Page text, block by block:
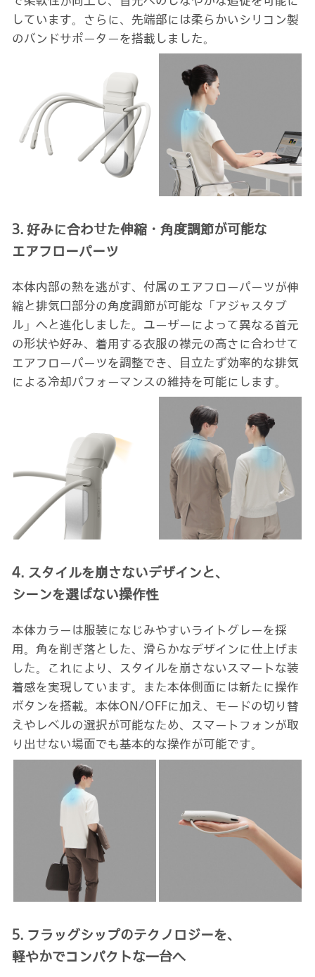
しています。さらに、先端部には柔らかいシリコン製
のバンドサポーターを搭載しました。
3. 好みに合わせた伸縮・角度調節が可能な
エアフローパーツ
本体内部の熱を逃がす、付属のエアフローパーツが伸
縮と排気口部分の角度調節が可能な「アジャスタブ
ル」へと進化しました。ユーザーによって異なる首元
の形状や好み、着用する衣服の襟元の高さに合わせて
エアフローパーツを調整でき、目立たず効率的な排気
による冷却パフォーマンスの維持を可能にします。
4. スタイルを崩さないデザインと、
シーンを選ばない操作性
本体カラーは服装になじみやすいライトグレーを採
用。角を削ぎ落とした、滑らかなデザインに仕上げま
した。これにより、スタイルを崩さないスマートな装
着感を実現しています。また本体側面には新たに操作
ボタンを搭載。本体ON/OFFに加え、モードの切り替
えやレベルの選択が可能なため、スマートフォンが取
り出せない場面でも基本的な操作が可能です。
5. フラッグシップのテクノロジーを、
軽やかでコンパクトな一台へ